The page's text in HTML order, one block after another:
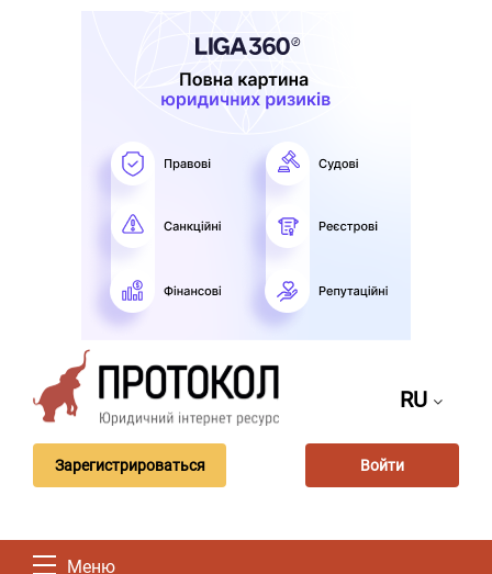
RU
Зарегистрироваться Войти
Меню